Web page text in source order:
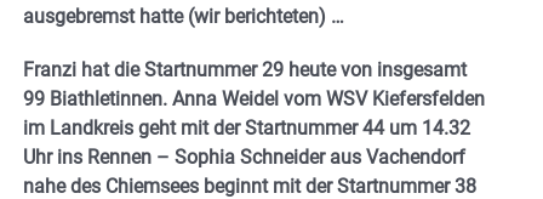
ausgebremst hatte (wir berichteten) …
Franzi hat die Startnummer 29 heute von insgesamt
99 Biathletinnen. Anna Weidel vom WSV Kiefersfelden
im Landkreis geht mit der Startnummer 44 um 14.32
Uhr ins Rennen – Sophia Schneider aus Vachendorf
nahe des Chiemsees beginnt mit der Startnummer 38